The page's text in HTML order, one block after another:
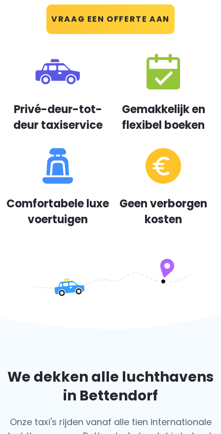
VRAAG EEN OFFERTE AAN
Privé-deur-tot-
deur taxiservice
Gemakkelijk en
flexibel boeken
Comfortabele luxe
voertuigen
Geen verborgen
kosten
We dekken alle luchthavens
in Bettendorf
Onze taxi's rijden vanaf alle tien internationale